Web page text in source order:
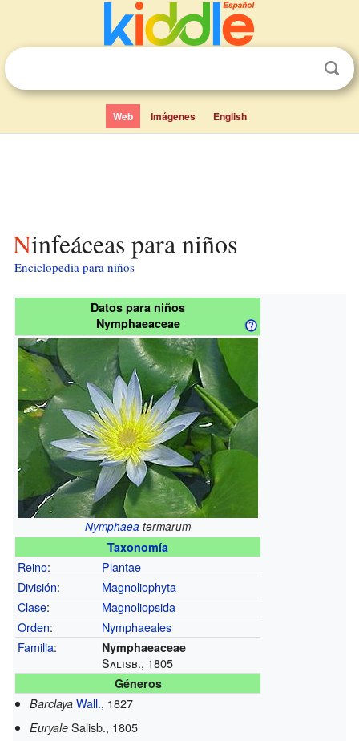
Web Imágenes English
Ninfeáceas para niños
Enciclopedia para niños
Datos para niños
Nymphaeaceae
Nymphaea termarum
Taxonomía
Reino:
Plantae
División:
Magnoliophyta
Clase:
Magnoliopsida
Orden:
Nymphaeales
Familia: Nymphaeaceae
Salisb., 1805
Géneros
Barclaya Wall., 1827
EuryaleSalisb., 1805